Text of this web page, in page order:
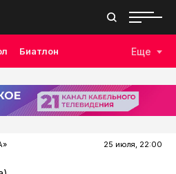
Биатлон
Плавание Дзюдо
Бокс
Еще
25 июля, 22:00